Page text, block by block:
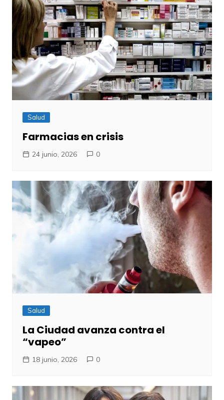
Salud
Farmacias en crisis
24 junio, 2026 0
Salud
La Ciudad avanza contra el
“vapeo”
18 junio, 2026 0